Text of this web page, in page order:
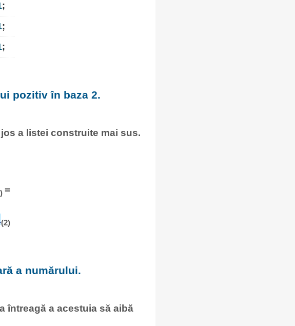
;
;
;
pozitiv în baza 2.
a listei construite mai sus.
=
(2)
a numărului.
întreagă a acestuia să aibă